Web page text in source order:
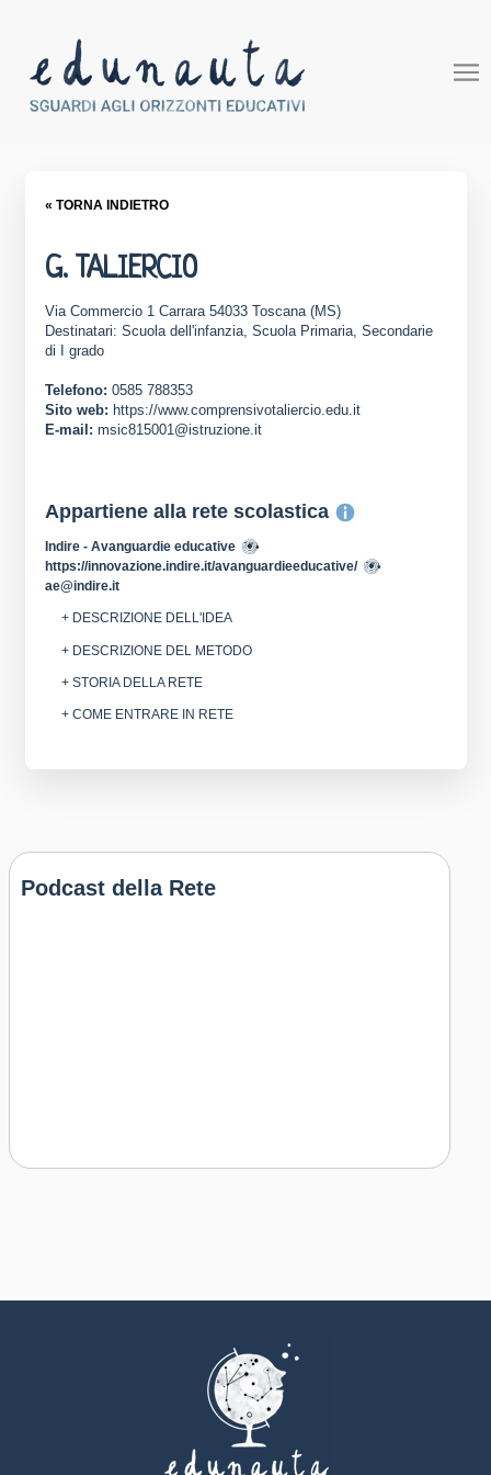
« TORNA INDIETRO
G. TALIERCIO
Via Commercio 1 Carrara 54033 Toscana (MS)
Destinatari: Scuola dell'infanzia, Scuola Primaria, Secondarie
di I grado
Telefono: 0585 788353
Sito web: https://www.comprensivotaliercio.edu.it
E-mail: msic815001@istruzione.it
Appartiene alla rete scolastica
Indire - Avanguardie educative
https://innovazione.indire.it/avanguardieeducative/
ae@indire.it
+ DESCRIZIONE DELL'IDEA
+ DESCRIZIONE DEL METODO
+ STORIA DELLA RETE
+ COME ENTRARE IN RETE
Podcast della Rete